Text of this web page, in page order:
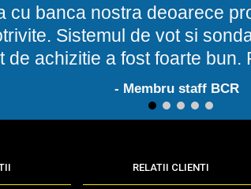
cu banca nostra deoarece
Sistemul de vot si
de achizitie a fost foarte bun.
- Membru staff BCR
1 2 3 4 5
RELATII CLIENTI